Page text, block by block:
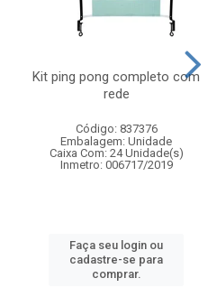
Kit ping pong completo com
rede
Código: 837376
Embalagem: Unidade
Caixa Com: 24 Unidade(s)
Inmetro: 006717/2019
Faça seu login ou
cadastre-se para
comprar.